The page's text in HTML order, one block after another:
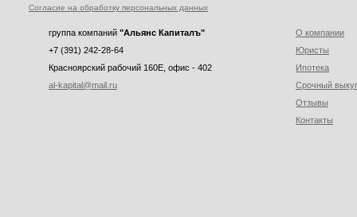
Согласие на обработку персональных данных
группа компаний "Альянс Капиталъ"
+7 (391) 242-28-64
Красноярский рабочий 160E, офис - 402
al-kapital@mail.ru
О компании
Юристы
Ипотека
Срочный
Отзывы
Контакты